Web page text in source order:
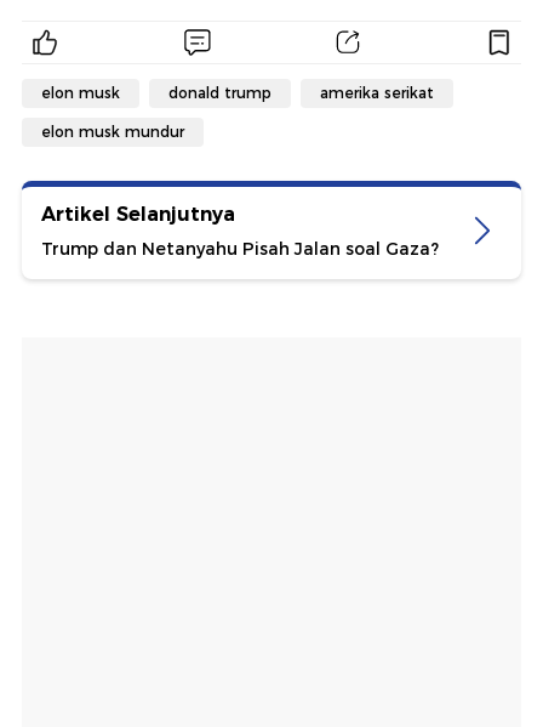
elon musk donald trump amerika serikat
elon musk mundur
Artikel Selanjutnya
Trump dan Netanyahu Pisah Jalan soal Gaza?